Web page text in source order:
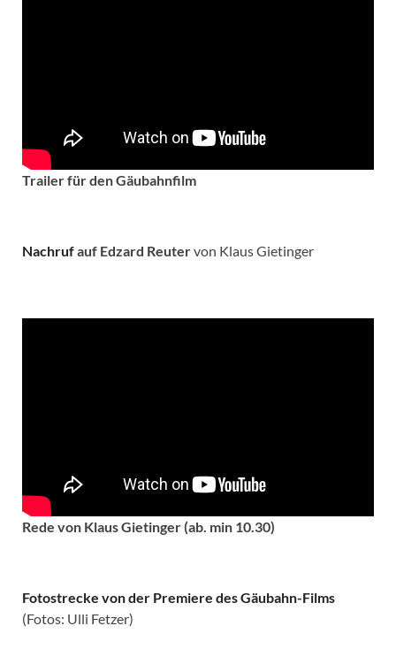
Trailer für den Gäubahnfilm
Nachrufauf Edzard Reutervon Klaus Gietinger
Rede von Klaus Gietinger (ab. min 10.30)
Fotostrecke von der Premiere des Gäubahn-Films
(Fotos: Ulli Fetzer)